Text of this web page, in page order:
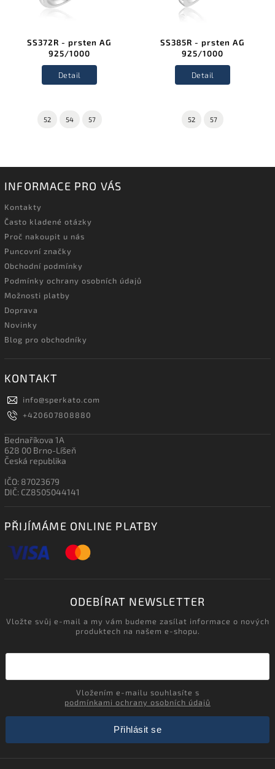
SS372R - prsten AG
925/1000
Detail
52 54 57
SS385R - prsten AG
925/1000
Detail
52 57
INFORMACE PRO VÁS
Kontakty
Často kladené otázky
Proč nakoupit u nás
Puncovní značky
Obchodní podmínky
Podmínky ochrany osobních údajů
Možnosti platby
Doprava
Novinky
Blog pro obchodníky
KONTAKT
info@sperkato.com
+420607808880
Bednaříkova 1A
628 00 Brno-Líšeň
Česká republika
IČO: 87023679
DIČ: CZ8505044141
PŘIJÍMÁME ONLINE PLATBY
ODEBÍRAT NEWSLETTER
Vložte svůj e-mail a my vám budeme zasílat informace o nových
produktech na našem e-shopu.
podmínkami ochrany osobních údajů
Přihlásit se